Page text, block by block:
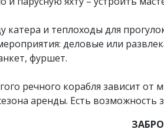
катера и теплоходы для
деловые или
фуршет.
речного корабля зависит
аренды. Есть